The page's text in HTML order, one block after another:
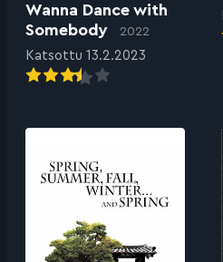
Wanna Dance with
Somebody
2022
Katsottu 13.2.2023